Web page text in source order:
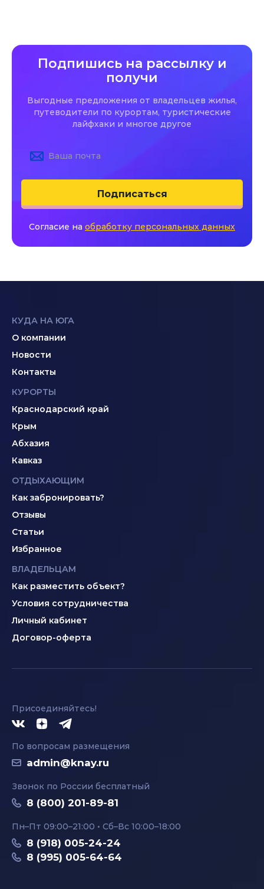
Подпишись на рассылку и
получи
Выгодные предложения от владельцев жилья,
путеводители по курортам, туристические
лайфхаки и многое другое
Подписаться
Согласие на обработку персональных данных
КУДА НА ЮГА
О компании
Новости
Контакты
КУРОРТЫ
Краснодарский край
Крым
Абхазия
Кавказ
ОТДЫХАЮЩИМ
Как забронировать?
Отзывы
Статьи
Избранное
ВЛАДЕЛЬЦАМ
Как разместить объект?
Условия сотрудничества
Личный кабинет
Договор-оферта
Присоединяйтесь!
По вопросам размещения
admin@knay.ru
Звонок по России бесплатный
8 (800) 201-89-81
Пн–Пт 09:00–21:00 • Сб–Вс 10:00–18:00
8 (918) 005-24-24
8 (995) 005-64-64